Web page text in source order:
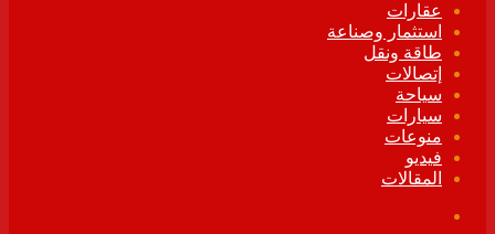
عقارات
استثمار وصناعة
طاقة ونقل
إتصالات
سياحة
سيارات
منوعات
فيديو
المقالات